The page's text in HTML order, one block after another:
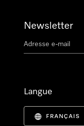
Newsletter
Langue
FRANÇAIS